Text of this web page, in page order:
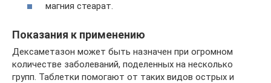
магния стеарат.
Показания к применению
Дексаметазон может быть назначен при огромном
количестве заболеваний, поделенных на несколько
групп. Таблетки помогают от таких видов острых и